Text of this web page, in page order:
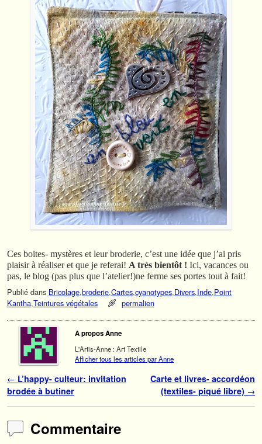
Ces boites- mystères et leur broderie, c’est une idée que j’ai pris
plaisir à réaliser et que je referai! A très bientôt ! Ici, vacances ou
pas, le blog (pas plus que l’atelier!)ne ferme ses portes tout à fait!
Publié dans Bricolage,broderie,Cartes,cyanotypes,Divers,Inde,Point
Kantha,Teintures végétales permalien
A propos Anne
L'Artis-Anne : Art Textile
Afficher tous les articles par Anne
Navigation des articles
← L’happy- culteur: invitation
brodée à butiner
Carte et livres- accordéon
(textiles- piqué libre) →
Commentaire